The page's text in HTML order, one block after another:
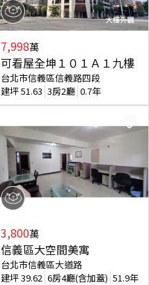
7,998萬
可看屋全坤１０１Ａ１九樓
台北市信義區信義路四段
建坪51.63 3房2廳 0.7年
3,800萬
信義區大空間美寓
台北市信義區大道路
建坪39.62 6房4廳(含加蓋) 51.9年